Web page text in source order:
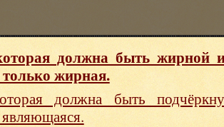
должна быть жирной
жирная.
должна быть
являющаяся.